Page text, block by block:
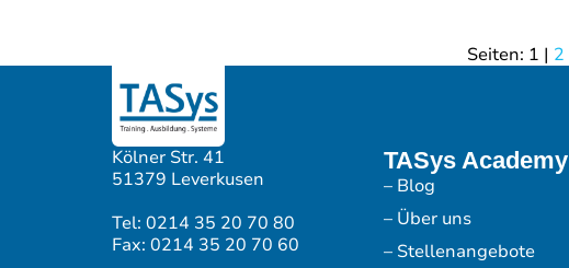
Seiten: 1 | 2
Kölner Str. 41
51379 Leverkusen
Tel: 0214 35 20 70 80
Fax: 0214 35 20 70 60
TASys Academy
– Blog
– Über uns
– Stellenangebote